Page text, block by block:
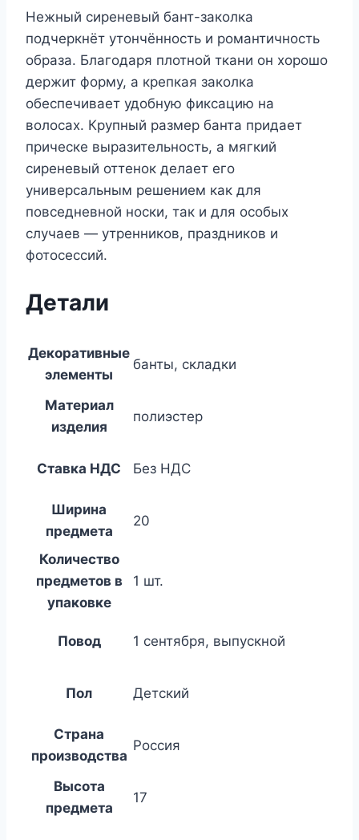
Нежный сиреневый бант-заколка
подчеркнёт утончённость и романтичность
образа. Благодаря плотной ткани он хорошо
держит форму, а крепкая заколка
обеспечивает удобную фиксацию на
волосах. Крупный размер банта придает
прическе выразительность, а мягкий
сиреневый оттенок делает его
универсальным решением как для
повседневной носки, так и для особых
случаев — утренников, праздников и
фотосессий.
Детали
Декоративные
элементы
банты, складки
Материал
изделия
полиэстер
Ставка НДС Без НДС
Ширина
предмета
20
Количество
предметов в
упаковке
1 шт.
Повод 1 сентября, выпускной
Пол Детский
Страна
производства
Россия
Высота
предмета
17